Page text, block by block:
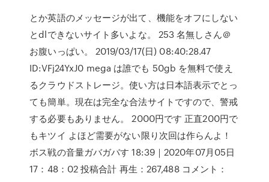
とか英語のメッセージが出て、機能をオフにしない
とdlできないサイト多いよな。 253 名無しさん＠
お腹いっぱい。 2019/03/17(日) 08:40:28.47
ID:VFj24YxJ0 mega は誰でも 50gb を無料で使え
るクラウドストレージ。使い方は日本語表示でとっ
ても簡単。現在は完全な合法サイトですので、警戒
する必要もありません。 2000円です 正直200円で
もキツイ よほど需要がない限り次回は作らんよ！
ボス戦の音量ガバガバす 18:39｜2020年07月05日
17：48：02 投稿合計 再生：267,488 コメント：